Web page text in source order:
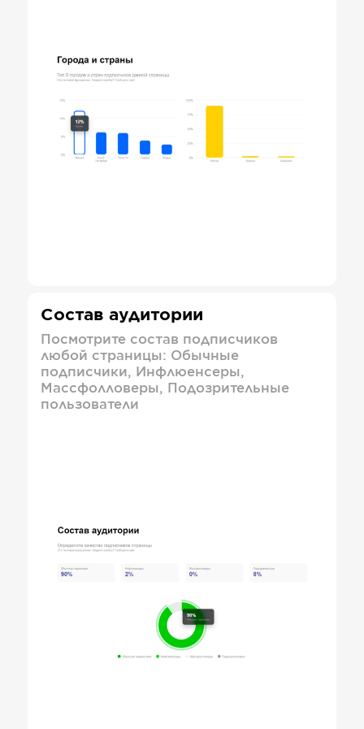
Состав аудитории
Посмотрите состав подписчиков
любой страницы: Обычные
подписчики, Инфлюенсеры,
Массфолловеры, Подозрительные
пользователи